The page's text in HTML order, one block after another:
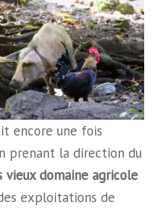
encore une fois
prenant la direction du
domaine agricole
exploitations de